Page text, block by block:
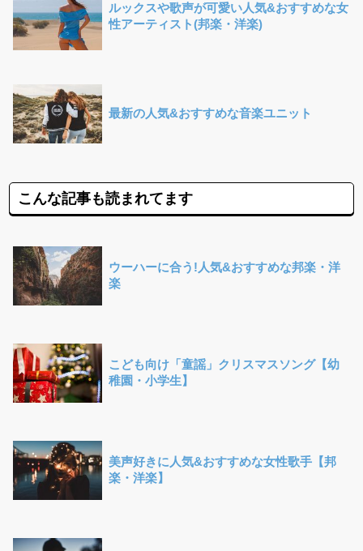
ルックスや歌声が可愛い人気&おすすめな女
性アーティスト(邦楽・洋楽)
最新の人気&おすすめな音楽ユニット
こんな記事も読まれてます
ウーハーに合う!人気&おすすめな邦楽・洋
楽
こども向け「童謡」クリスマスソング【幼
稚園・小学生】
美声好きに人気&おすすめな女性歌手【邦
楽・洋楽】